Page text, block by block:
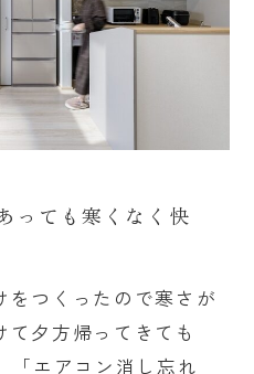
っても寒くなく快
をつくったので寒さが
夕方帰ってきても
エアコン消し忘れ